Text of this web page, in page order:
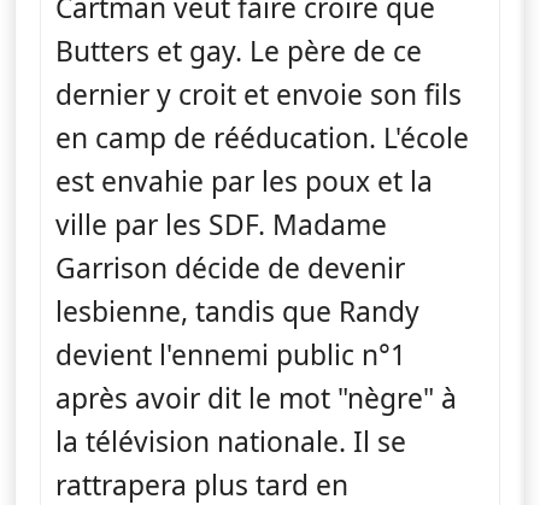
Butters et gay. Le père de ce
dernier y croit et envoie son fils
en camp de rééducation. L'école
est envahie par les poux et la
ville par les SDF. Madame
Garrison décide de devenir
lesbienne, tandis que Randy
devient l'ennemi public n°1
après avoir dit le mot "nègre" à
la télévision nationale. Il se
rattrapera plus tard en